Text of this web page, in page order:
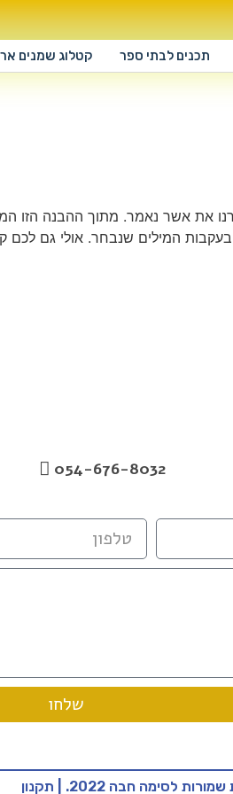
תכנים לבתי ספר קטלוג שמנים
את אשר נאמר. מתוך ההבנה
בעקבות המילים שנבחר. אולי גם
054-676-8032
שלחו